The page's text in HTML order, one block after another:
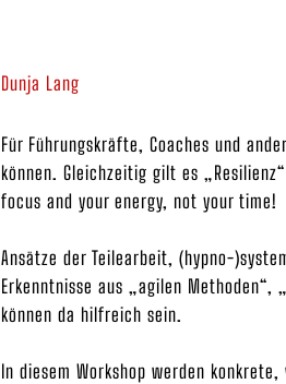
Dunja Lang
Für Führungskräfte, Coaches und
können. Gleichzeitig gilt es
focus and your energy, not your time!
Ansätze der Teilearbeit, (hypno-
Erkenntnisse aus „agilen Methoden“,
können da hilfreich sein.
In diesem Workshop werden